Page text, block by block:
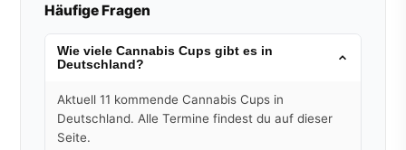
Häufige Fragen
Wie viele Cannabis Cups gibt es in
Deutschland?
Aktuell 11 kommende Cannabis Cups in
Deutschland. Alle Termine findest du auf dieser
Seite.